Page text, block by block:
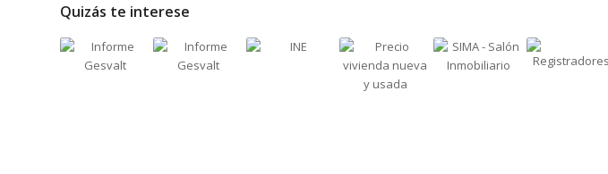
Quizás te interese